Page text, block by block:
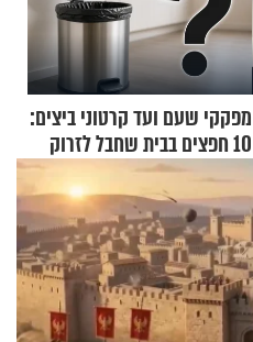
מפקקי שעם ועד קרטוני ביצים:
10 חפצים בבית שחבל לזרוק
לפח